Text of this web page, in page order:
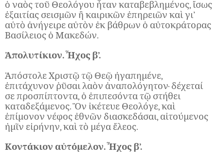
ὁ ναὸς τοῦ Θεολόγου ἦταν καταβεβλημένος, ἴσως
ἐξαιτίας σεισμῶν ἢ καιρικῶν ἐπηρειῶν καὶ γι’
αὐτὸ ἀνήγειρε αὐτὸν ἐκ βάθρων ὁ αὐτοκράτορας
Βασίλειος ὁ Μακεδών.
Ἀπολυτίκιον. Ἦχος β’.
Ἀπόστολε Χριστῷ τῷ Θεῷ ἠγαπημένε,
ἐπιτάχυνον ῥῦσαι λαὸν ἀναπολόγητον· δέχεταί
σε προσπίπτοντα, ὁ ἐπιπεσόντα τῷ στήθει
καταδεξάμενος. Ὃν ἰκέτευε Θεολόγε, καὶ
ἐπίμονον νέφος ἐθνῶν διασκεδάσαι, αἰτούμενος
ἡμῖν εἰρήνην, καὶ τὸ μέγα ἔλεος.
Κοντάκιον αὐτόμελον. Ἦχος β’.